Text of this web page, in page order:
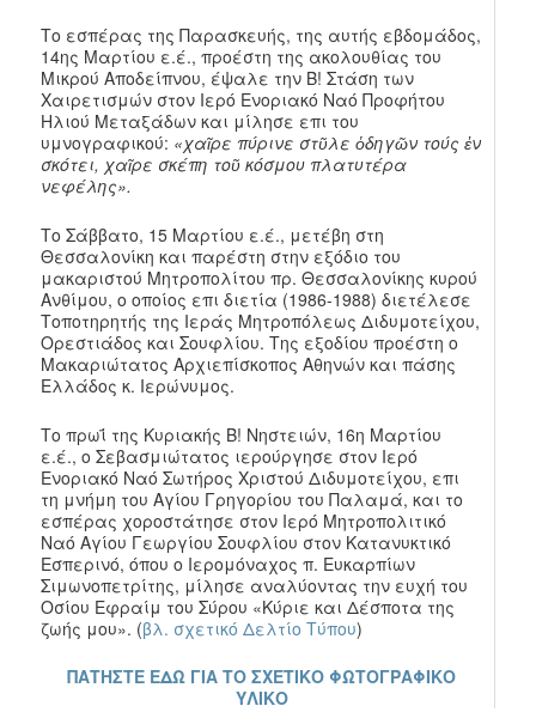
Το εσπέρας της Παρασκευής, της αυτής εβδομάδος,
14ης Μαρτίου ε.έ., προέστη της ακολουθίας του
Μικρού Αποδείπνου, έψαλε την Β! Στάση των
Χαιρετισμών στον Ιερό Ενοριακό Ναό Προφήτου
Ηλιού Μεταξάδων και μίλησε επι του
υμνογραφικού: «χαῖρε πύρινε στῦλε ὁδηγῶν τούς ἐν
σκότει, χαῖρε σκέπη τοῦ κόσμου πλατυτέρα
νεφέλης».
Το Σάββατο, 15 Μαρτίου ε.έ., μετέβη στη
Θεσσαλονίκη και παρέστη στην εξόδιο του
μακαριστού Μητροπολίτου πρ. Θεσσαλονίκης κυρού
Ανθίμου, ο οποίος επι διετία (1986-1988) διετέλεσε
Τοποτηρητής της Ιεράς Μητροπόλεως Διδυμοτείχου,
Ορεστιάδος και Σουφλίου. Της εξοδίου προέστη ο
Μακαριώτατος Αρχιεπίσκοπος Αθηνών και πάσης
Ελλάδος κ. Ιερώνυμος.
Το πρωΐ της Κυριακής Β! Νηστειών, 16η Μαρτίου
ε.έ., ο Σεβασμιώτατος ιερούργησε στον Ιερό
Ενοριακό Ναό Σωτήρος Χριστού Διδυμοτείχου, επι
τη μνήμη του Αγίου Γρηγορίου του Παλαμά, και το
εσπέρας χοροστάτησε στον Ιερό Μητροπολιτικό
Ναό Αγίου Γεωργίου Σουφλίου στον Κατανυκτικό
Εσπερινό, όπου ο Ιερομόναχος π. Ευκαρπίων
Σιμωνοπετρίτης, μίλησε αναλύοντας την ευχή του
Οσίου Εφραίμ του Σύρου «Κύριε και Δέσποτα της
ζωής μου». (βλ. σχετικό Δελτίο Τύπου)
ΠΑΤΗΣΤΕ ΕΔΩ ΓΙΑ ΤΟ ΣΧΕΤΙΚΟ ΦΩΤΟΓΡΑΦΙΚΟ
ΥΛΙΚΟ